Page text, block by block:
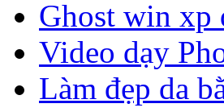
Ghost win xp
Video dạy
Làm đẹp da